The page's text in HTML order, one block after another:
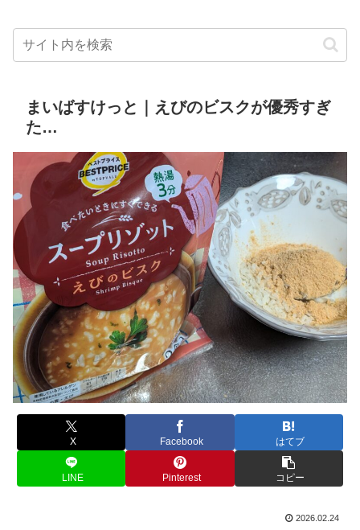
まいばすけっと｜えびのビスクが優秀すぎ
た…
X Facebook はてブ
LINE Pinterest コピー
2026.02.24